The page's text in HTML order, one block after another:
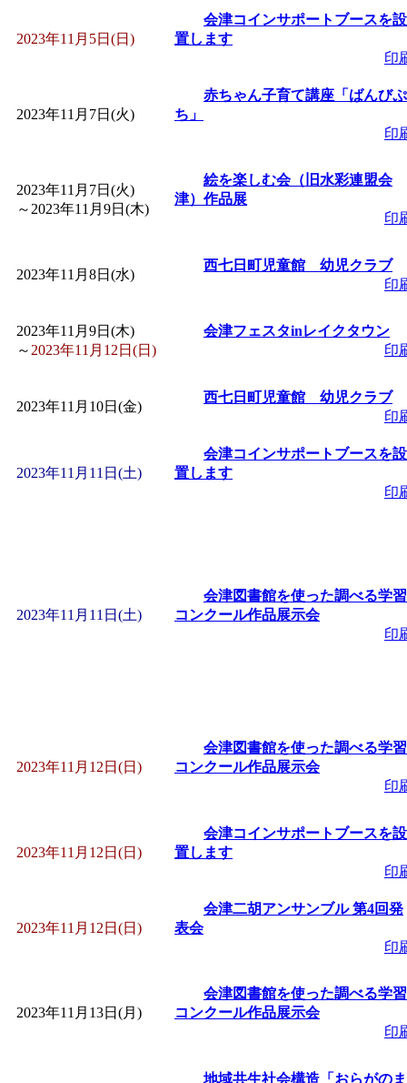
赤ちゃん交流広場
間：2026/08/10～
「みなづる号乗車体
de 健康づくり」」 受
「堂島地区歴史ウオ
す」 受付期間：～
「みなづる号乗車体
de 健康づくり」
」
「皆鶴姫のこびる塾
～」 受付期間：～
みなづる号乗車体
2023年11月5日(日)
会津コインサポートブースを設
置します
印
2023年11月7日(火)
赤ちゃん子育て講座「ばんびぷ
ち」
印
2023年11月7日(火)
～ 2023年11月9日(木)
絵を楽しむ会（旧水彩連盟会
津）作品展
印
2023年11月8日(水)
西七日町児童館 幼児クラブ
印
2023年11月9日(木)
～ 2023年11月12日(日)
会津フェスタinレイクタウン
印
2023年11月10日(金)
西七日町児童館 幼児クラブ
印
2023年11月11日(土)
会津コインサポートブースを設
置します
印
2023年11月11日(土)
会津図書館を使った調べる学習
コンクール作品展示会
印
2023年11月12日(日)
会津図書館を使った調べる学習
コンクール作品展示会
印
2023年11月12日(日)
会津コインサポートブースを設
置します
印
2023年11月12日(日)
会津二胡アンサンブル 第4回発
表会
印
2023年11月13日(月)
会津図書館を使った調べる学習
コンクール作品展示会
印
地域共生社会構造「おらがのま